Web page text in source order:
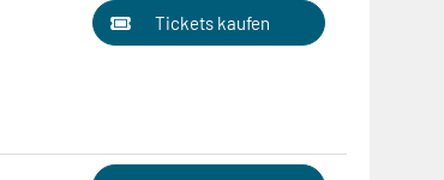
Tickets kaufen